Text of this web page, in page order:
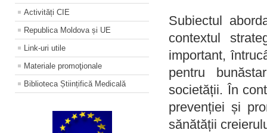
Activități CIE
Republica Moldova și UE
Link-uri utile
Materiale promoţionale
Biblioteca Științifică Medicală
Subiectul
contextul
important,
pentru
societății. În
prevenției și
sănătății